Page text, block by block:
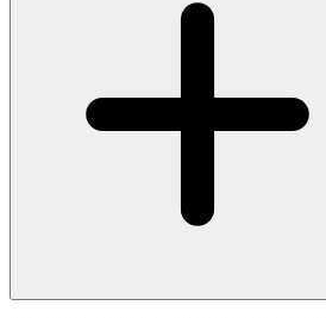
Participação acionária — partilhe o